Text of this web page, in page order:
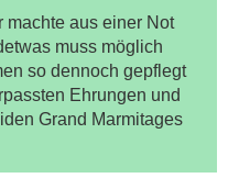
machte aus einer Not
muss möglich
so dennoch gepflegt
Ehrungen und
Grand Marmitages